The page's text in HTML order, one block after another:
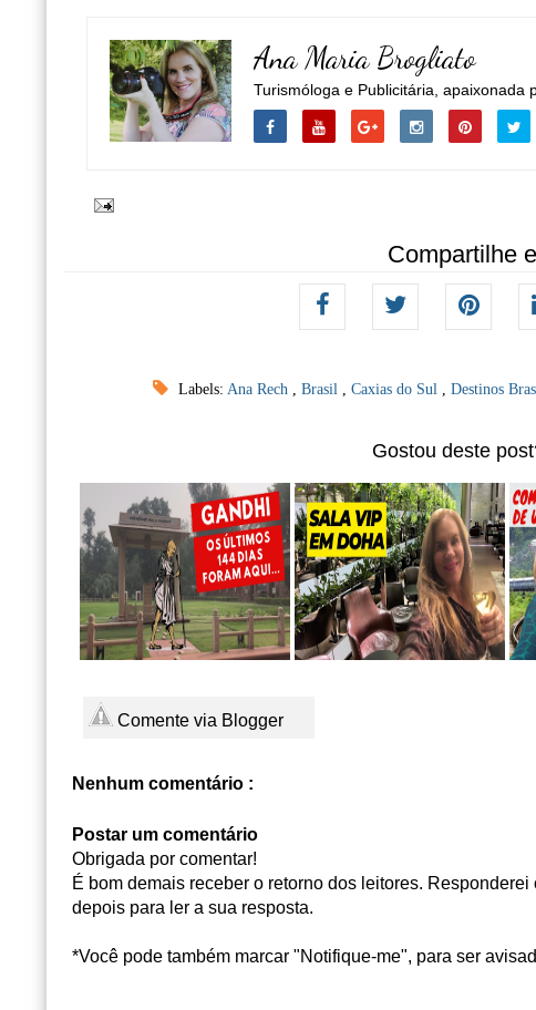
Ana Maria Brogliato
Turismóloga e Publicitária, apaixonada
Compartilhe
Labels: Ana Rech ,Brasil ,Caxias do Sul ,Destinos
Gostou deste
Comente via Blogger
Nenhum comentário :
Postar um comentário
Obrigada por comentar!
É bom demais receber o retorno dos leitores.
depois para ler a sua resposta.
*Você pode também marcar "Notifique-me", para ser